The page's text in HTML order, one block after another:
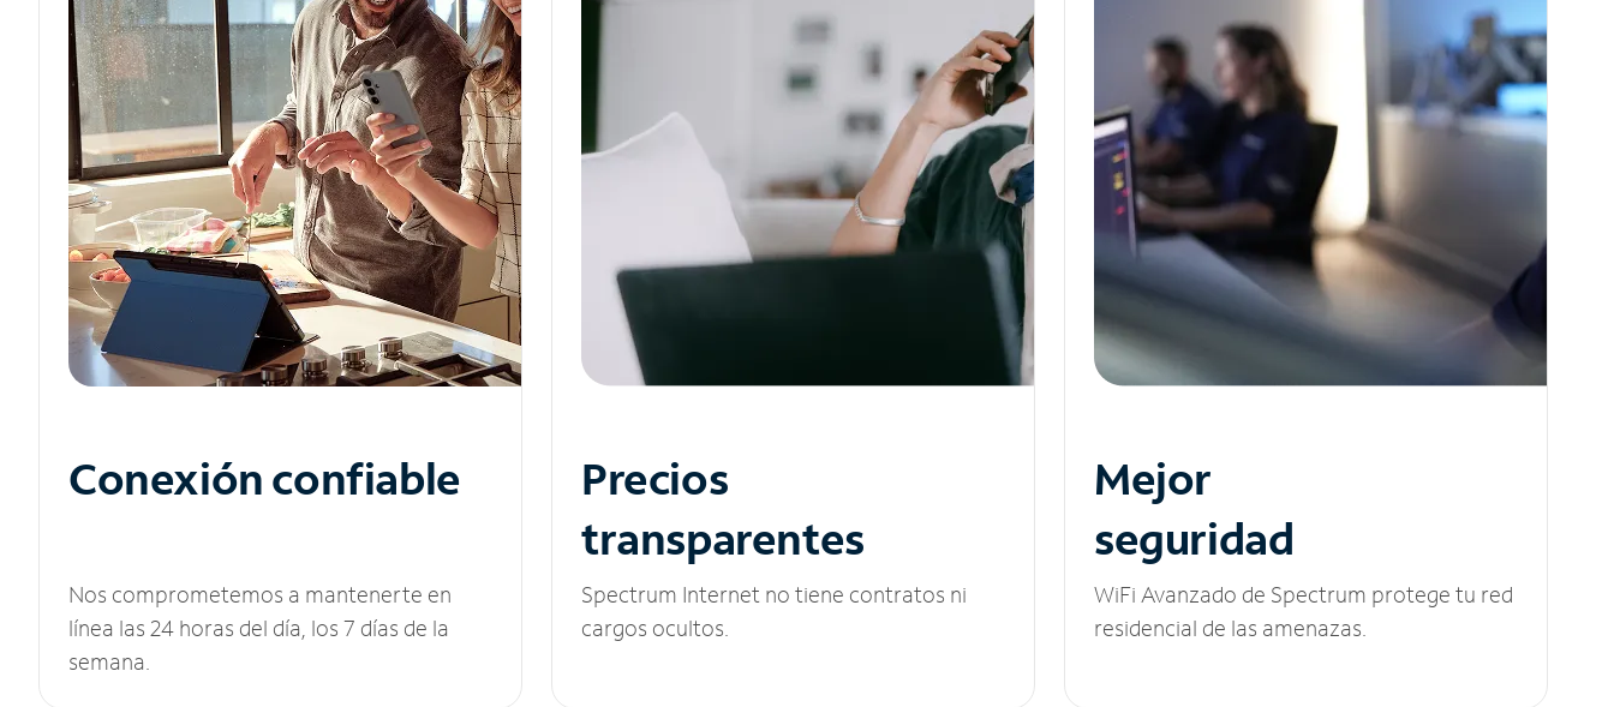
Conexión confiable
Nos comprometemos a mantenerte en
línea las 24 horas del día, los 7 días de la
semana.
Precios
transparentes
Spectrum Internet no tiene contratos ni
cargos ocultos.
Mejor
seguridad
WiFi Avanzado de Spectrum protege tu red
residencial de las amenazas.